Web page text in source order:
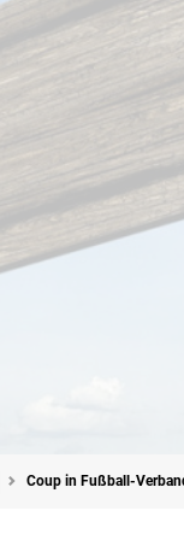
Coup in Fußball-